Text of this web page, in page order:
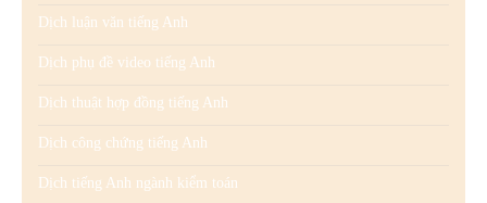
Dịch luận văn tiếng Anh
Dịch phụ đề video tiếng Anh
Dịch thuật hợp đồng tiếng Anh
Dịch công chứng tiếng Anh
Dịch tiếng Anh ngành kiểm toán